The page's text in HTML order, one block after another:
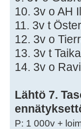
10. 3v o AH
11. 3v t
12. 3v o
13. 3v t
14. 3v o
Lähtö 7.
P: 1 000v +